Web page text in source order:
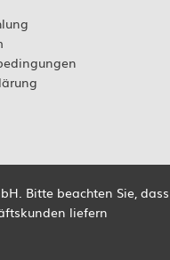
Bitte beachten Sie, dass
liefern